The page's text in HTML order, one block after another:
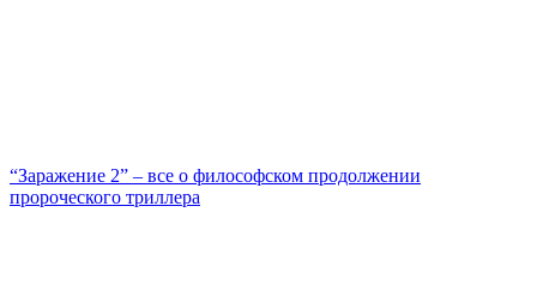
“Заражение 2” – все о философском продолжении
пророческого триллера